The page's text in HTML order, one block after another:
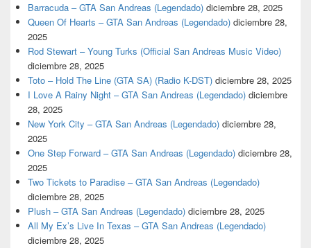
Barracuda – GTA San Andreas (Legendado) diciembre 28, 2025
Queen Of Hearts – GTA San Andreas (Legendado) diciembre 28,
2025
Rod Stewart – Young Turks (Official San Andreas Music Video)
diciembre 28, 2025
Toto – Hold The Line (GTA SA) (Radio K-DST) diciembre 28, 2025
I Love A Rainy Night – GTA San Andreas (Legendado) diciembre
28, 2025
New York City – GTA San Andreas (Legendado) diciembre 28,
2025
One Step Forward – GTA San Andreas (Legendado) diciembre 28,
2025
Two Tickets to Paradise – GTA San Andreas (Legendado)
diciembre 28, 2025
Plush – GTA San Andreas (Legendado) diciembre 28, 2025
All My Ex’s Live In Texas – GTA San Andreas (Legendado)
diciembre 28, 2025